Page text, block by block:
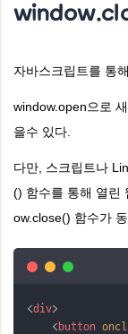
자바스크립트를 통
window.open으로
을수 있다.
다만, 스크립트나
() 함수를 통해 열린
ow.close() 함수가
<div>
    <
button